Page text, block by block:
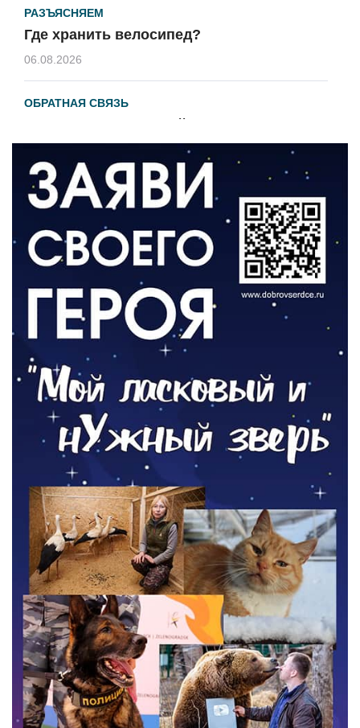
РАЗЪЯСНЯЕМ
Где хранить велосипед?
06.08.2026
ОБРАТНАЯ СВЯЗЬ
Администрация онлайн
ВЛАСТЬ
День памяти и «Симфония народов»
06.08.2026
Новый настил на экотропе
05.08.2026